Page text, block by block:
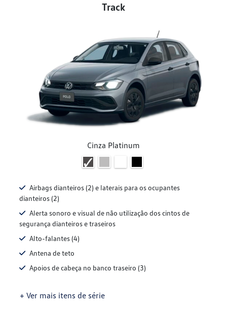
Track
Cinza Platinum
Airbags dianteiros (2) e laterais para os ocupantes
dianteiros (2)
Alerta sonoro e visual de não utilização dos cintos de
segurança dianteiros e traseiros
Alto-falantes (4)
Antena de teto
Apoios de cabeça no banco traseiro (3)
+ Ver mais itens de série